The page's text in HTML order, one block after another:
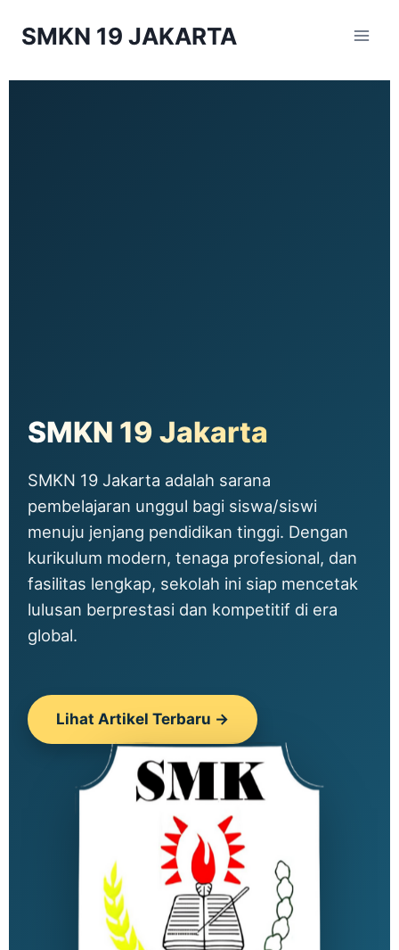
SMKN 19 JAKARTA
SMKN 19 Jakarta
SMKN 19 Jakarta adalah sarana
pembelajaran unggul bagi siswa/siswi
menuju jenjang pendidikan tinggi. Dengan
kurikulum modern, tenaga profesional, dan
fasilitas lengkap, sekolah ini siap mencetak
lulusan berprestasi dan kompetitif di era
global.
Lihat Artikel Terbaru →